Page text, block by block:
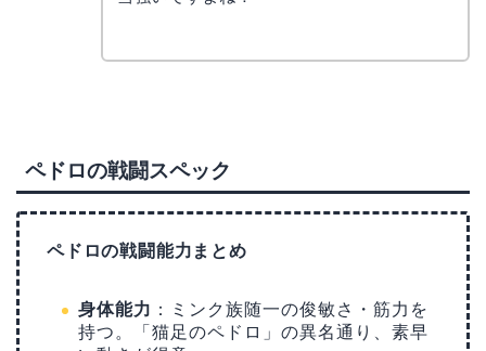
ペドロの戦闘スペック
ペドロの戦闘能力まとめ
身体能力 ：ミンク族随一の俊敏さ・筋力を
持つ。「猫足のペドロ」の異名通り、素早